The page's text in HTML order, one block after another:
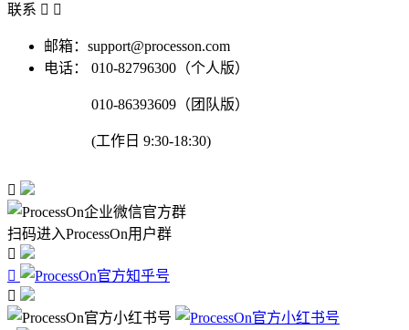
联系  
邮箱：support@processon.com
电话：
010-82796300（个人版）
010-86393609（团队版）
(工作日 9:30-18:30)

扫码进入ProcessOn用户群


